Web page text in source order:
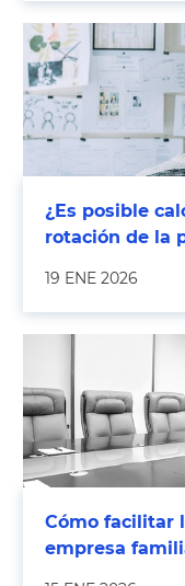
¿Es posible
rotación de la
19 ENE 2026
Cómo facilitar
empresa